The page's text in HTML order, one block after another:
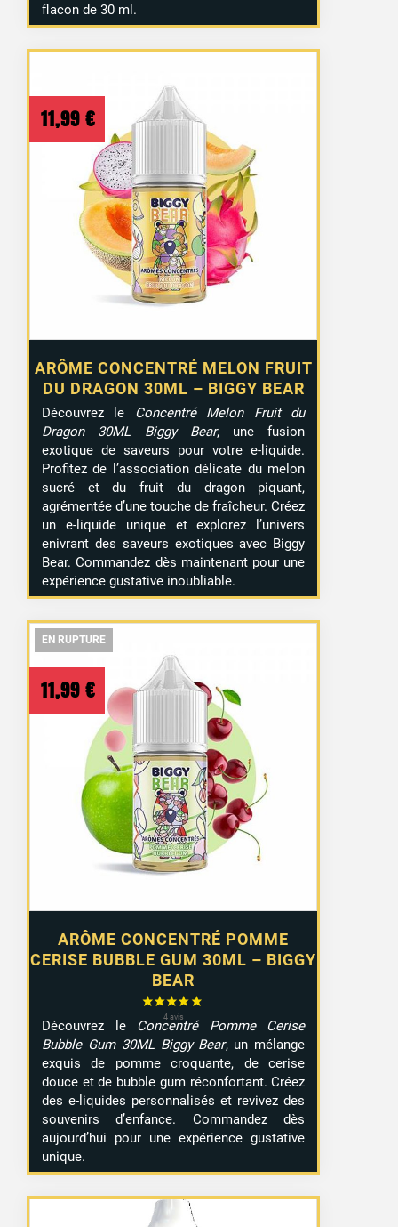
flacon de 30 ml.
ARÔME CONCENTRÉ MELON FRUIT
DU DRAGON 30ML – BIGGY BEAR
11,99 €
Découvrez le Concentré Melon Fruit du
Dragon 30ML Biggy Bear, une fusion
exotique de saveurs pour votre e-liquide.
Profitez de l’association délicate du melon
sucré et du fruit du dragon piquant,
agrémentée d’une touche de fraîcheur. Créez
un e-liquide unique et explorez l’univers
enivrant des saveurs exotiques avec Biggy
Bear. Commandez dès maintenant pour une
expérience gustative inoubliable.
EN RUPTURE
EN RUPTURE
ARÔME CONCENTRÉ POMME
CERISE BUBBLE GUM 30ML – BIGGY
BEAR
11,99 €
Découvrez le Concentré Pomme Cerise
Bubble Gum 30ML Biggy Bear, un mélange
exquis de pomme croquante, de cerise
douce et de bubble gum réconfortant. Créez
des e-liquides personnalisés et revivez des
souvenirs d’enfance. Commandez dès
aujourd’hui pour une expérience gustative
unique.
EN RUPTURE